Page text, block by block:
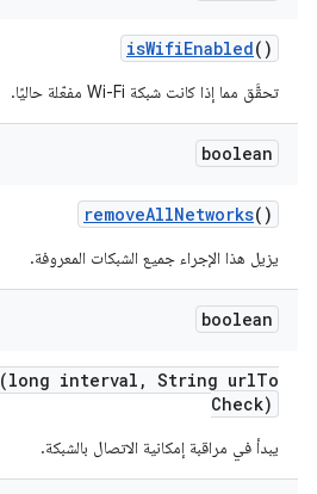
isWifiEnabled()
تحقَّق مما إذا كانت شبكة Wi-Fi مفعّلة حاليًا.
boolean
removeAllNetworks()
يزيل هذا الإجراء جميع الشبكات المعروفة.
boolean
(long interval , String urlTo
Check)
يبدأ في مراقبة إمكانية الاتصال بالشبكة.